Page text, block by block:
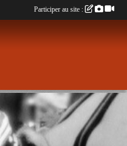
Participer au site :